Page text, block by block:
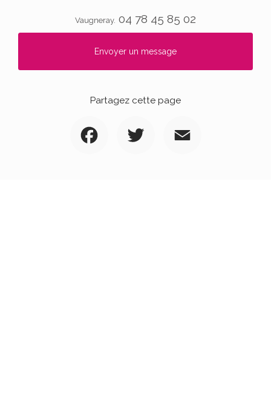
Vaugneray. 04 78 45 85 02
Envoyer un message
Partagez cette page